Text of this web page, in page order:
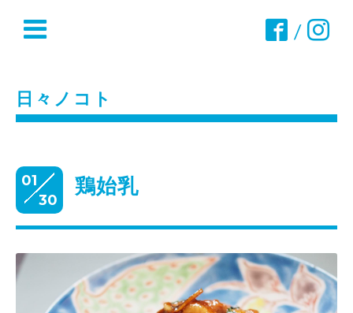
/
日々ノコト
01
30
鶏始乳